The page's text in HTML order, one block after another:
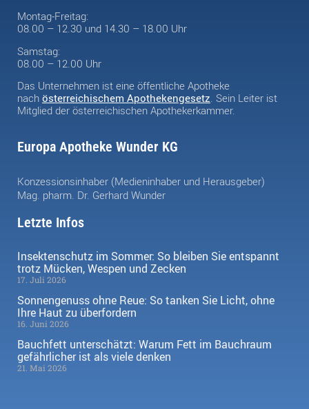
Montag-Freitag:
08.00 – 12.30 und 14.30 – 18.00 Uhr
Samstag:
08.00 – 12.00 Uhr
Das Unternehmen ist eine öffentliche Apotheke
nach österreichischem Apothekengesetz. Sein Leiter ist
Mitglied der österreichischen Apothekerkammer.
Europa Apotheke Wunder KG
Konzessionsinhaber (Medieninhaber und Herausgeber)
Mag. pharm. Dr. Gerhard Wunder
Letzte Infos
Insektenschutz im Sommer: So bleiben Sie entspannt
trotz Mücken, Wespen und Zecken
17. Juli 2026
Sonnengenuss ohne Reue: So tanken Sie Licht, ohne
Ihre Haut zu überfordern
16. Juni 2026
Bauchfett unterschätzt: Warum Fett im Bauchraum
gefährlicher ist als viele denken
21. Mai 2026